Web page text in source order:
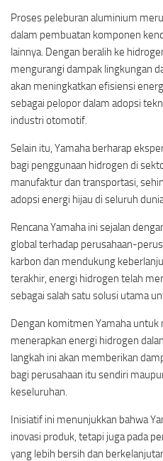
Proses peleburan aluminium
dalam pembuatan komponen
lainnya. Dengan beralih ke
mengurangi dampak lingkungan
akan meningkatkan efisiensi
sebagai pelopor dalam adopsi
industri otomotif.
Selain itu, Yamaha berharap
bagi penggunaan hidrogen di
manufaktur dan transportasi,
adopsi energi hijau di seluruh
Rencana Yamaha ini sejalan
global terhadap perusahaan-
karbon dan mendukung
terakhir, energi hidrogen telah
sebagai salah satu solusi utama
Dengan komitmen Yamaha untuk
menerapkan energi hidrogen
langkah ini akan memberikan
bagi perusahaan itu sendiri
keseluruhan.
Inisiatif ini menunjukkan bahwa
inovasi produk, tetapi juga pada
yang lebih bersih dan